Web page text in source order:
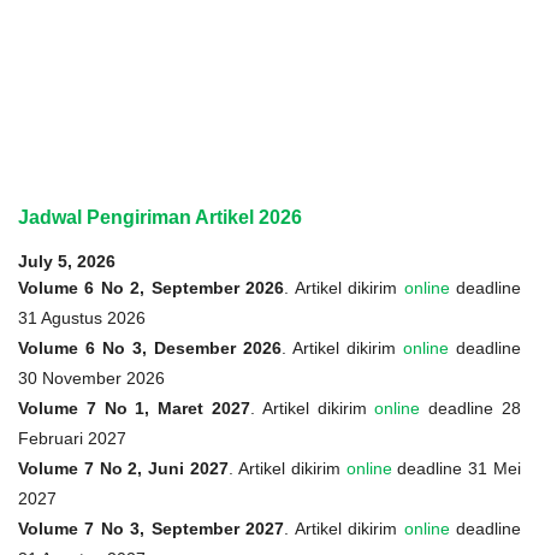
Jadwal Pengiriman Artikel 2026
July 5, 2026
Volume 6 No 2, September 2026 . Artikel dikirim onlinedeadline
31 Agustus 2026
Volume 6 No 3, Desember 2026 . Artikel dikirim online deadline
30 November 2026
Volume 7 No 1, Maret 2027 . Artikel dikirimonline deadline 28
Februari 2027
Volume 7 No 2, Juni 2027 . Artikel dikirim onlinedeadline 31 Mei
2027
Volume 7 No 3, September 2027 . Artikel dikirim onlinedeadline